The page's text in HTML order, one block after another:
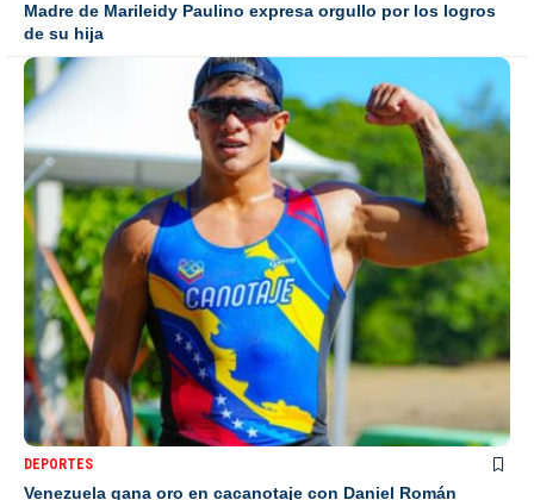
Madre de Marileidy Paulino expresa orgullo por los logros
de su hija
DEPORTES
Venezuela gana oro en cacanotaje con Daniel Román